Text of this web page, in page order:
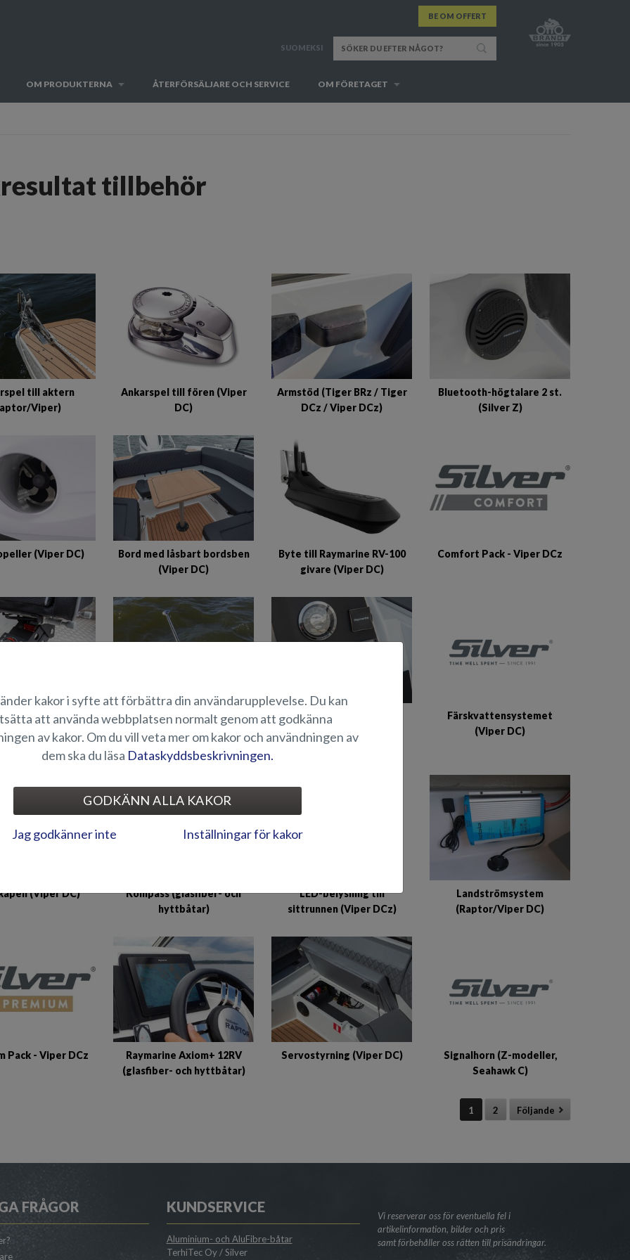
BE OM OFFERT
SUOMEKSI
OM PRODUKTERNA ÅTERFÖRSÄLJARE OCH SERVICE OM FÖRETAGET
tillbehör
till aktern
Viper)
Ankarspel till fören (Viper
DC)
Armstöd (Tiger BRz / Tiger
DCz / Viper DCz)
Bluetooth-högtalare 2 st.
(Silver Z)
(Viper DC)
Bord med låsbart bordsben
(Viper DC)
Byte till Raymarine RV-100
givare (Viper DC)
Comfort Pack - Viper DCz
stolstativ, SB
Viper)
Flaggstång (glasfiber- och
Fusion MS-RA60N spelare
med två högtalare (Viper
Färskvattensystemet
(Viper DC)
(Viper DC)
Kompass (glasfiber- och
hyttbåtar)
LED-belysning till
sittrunnen (Viper DCz)
Landströmsystem
(Raptor/Viper DC)
Pack - Viper DCz
Raymarine Axiom+ 12RV
(glasfiber- och hyttbåtar)
Servostyrning (Viper DC)
Signalhorn (Z-modeller,
Seahawk C)
1 2 Följande
FRÅGOR KUNDSERVICE
Aluminium- och AluFibre-båtar
TerhiTec Oy / Silver
Vi reserverar oss för eventuella fel i
artikelinformation, bilder och pris
samt förbehåller oss rätten till prisändringar.
kakor i syfte att förbättra din användarupplevelse. Du kan
att använda webbplatsen normalt genom att godkänna
av kakor. Om du vill veta mer om kakor och användningen av
dem ska du läsa Dataskyddsbeskrivningen.
GODKÄNN ALLA KAKOR
Jag godkänner inte Inställningar för kakor